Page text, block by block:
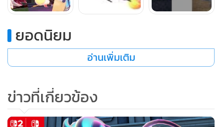
ตัวจะยืดออกมาและกลายเป็นอาวุธคล้ายขวานที่มีด้ามยาว โดยที่
มหาศาลของเมก้าบริการอนก็ยากที่จะกวัดแกว่งด้วยมือเดียวได้
แต่เมื่อ ใช้แขน 2 ข้างควบคุมอย่างมั่นคง ก็สามารถโจมตีได้อย่าง
แม่นยำเหนือกว่าใคร และสามารถเล่นงานอีกฝ่ายให้ราบคาบได้
■ร่างวิวัฒนาการเมก้าของโปเกมอนจิ้งจอก มาฟ็อกซี "เมก้ามาฟ็
อกซี"
รูปแบบการต่อสู้เปลี่ยนไปแบบมีชั้นเชิงด้วยการใช้พลังจิตทำให้
ยอดนิยม
อ่านเพิ่มเติม
ข่าวที่เกี่ยวข้อง